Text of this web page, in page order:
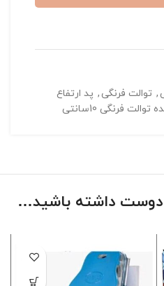
, توالت فرنگی , پد ارتفاع
فرنگی 10سانتی
داشته باشید…